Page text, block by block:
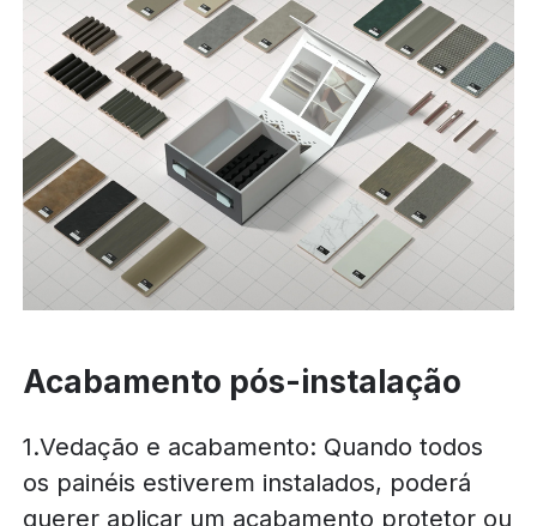
Acabamento pós-instalação
1.Vedação e acabamento: Quando todos
os painéis estiverem instalados, poderá
querer aplicar um acabamento protetor ou